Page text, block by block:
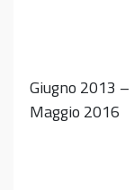
Giugno 2013 –
Maggio 2016